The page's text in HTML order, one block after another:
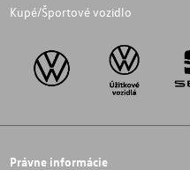
Kupé/Športové vozidlo
Právne informácie